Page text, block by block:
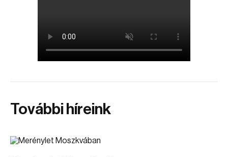
További híreink